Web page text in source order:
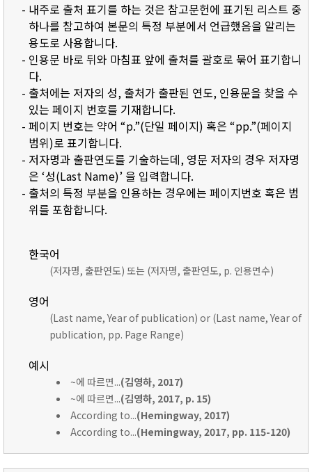
- 내주로 출처 표기를 하는 것은 참고문헌에 표기된 리스트 중
하나를 참고하여 본문의 특정 부분에서 언급했음을 알리는
용도로 사용합니다.
- 인용문 바로 뒤와 마침표 앞에 출처를 괄호로 묶어 표기합니
다.
- 출처에는 저자의 성, 출처가 출판된 연도, 인용문을 찾을 수
있는 페이지 번호를 기재합니다.
- 페이지 번호는 약어 “p.”(단일 페이지) 혹은 “pp.”(페이지
범위)로 표기합니다.
- 저자명과 출판연도를 기술하는데, 영문 저자의 경우 저자명
은 ‘성(Last Name)’ 을 입력합니다.
- 출처의 특정 부분을 인용하는 경우에는 페이지번호 혹은 범
위를 포함합니다.
한국어
(저자명, 출판연도) 또는 (저자명, 출판연도, p. 인용면수)
영어
(Last name, Year of publication) or (Last name, Year of
publication, pp. Page Range)
예시
~에 따르면...(김영하, 2017)
~에 따르면...(김영하, 2017, p. 15)
According to...(Hemingway, 2017)
According to...(Hemingway, 2017, pp. 115-120)